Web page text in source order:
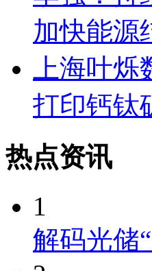
加快能源
上海叶
打印钙钛
热点资讯
1
解码光储